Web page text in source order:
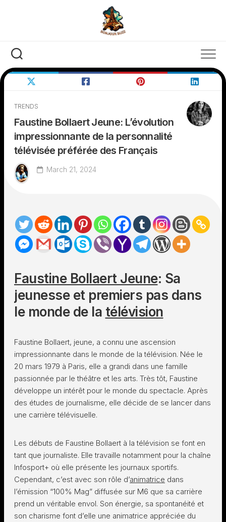
TRENDS
Faustine Bollaert Jeune: L’évolution
impressionnante de la personnalité
télévisée préférée des Français
March 21, 2024
Faustine Bollaert Jeune: Sa
jeunesse et premiers pas dans
le monde de la télévision
Faustine Bollaert, jeune, a connu une ascension
impressionnante dans le monde de la télévision. Née le
20 mars 1979 à Paris, elle a grandi dans une famille
passionnée par le théâtre et les arts. Très tôt, Faustine
développe un intérêt pour le monde du spectacle. Après
des études de journalisme, elle décide de se lancer dans
une carrière télévisuelle.
Les débuts de Faustine Bollaert à la télévision se font en
tant que journaliste. Elle travaille notamment pour la chaîne
Infosport+ où elle présente les journaux sportifs.
Cependant, c’est avec son rôle d’animatrice dans
l’émission “100% Mag” diffusée sur M6 que sa carrière
prend un véritable envol. Son énergie, sa spontanéité et
son charisme font d’elle une animatrice appréciée du